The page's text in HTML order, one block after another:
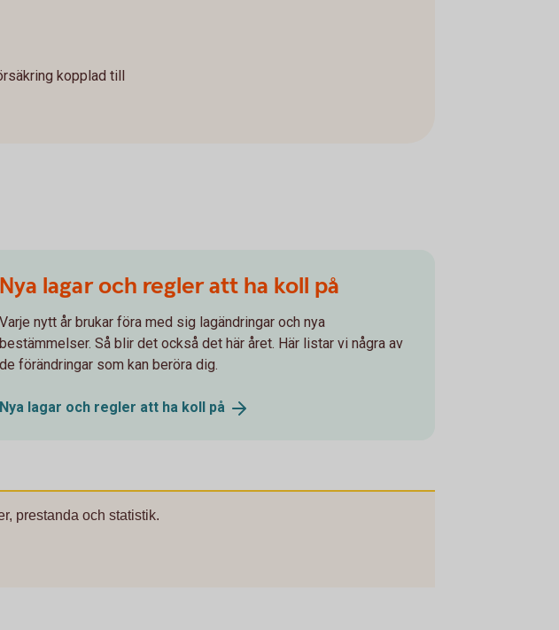
kopplad till
Nya lagar och regler att ha koll på
Varje nytt år brukar föra med sig lagändringar och nya
bestämmelser. Så blir det också det här året. Här listar vi några av
de förändringar som kan beröra dig.
Nya lagar och regler att ha koll på
prestanda och statistik.